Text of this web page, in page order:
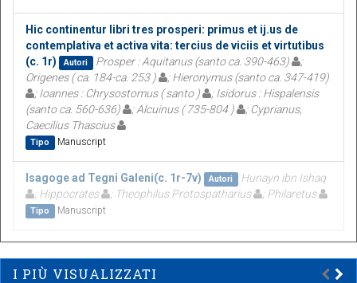
Hic continentur libri tres prosperi: primus et ij.us de
contemplativa et activa vita: tercius de viciis et virtutibus
(c. 1r)
Autori Prosper : Aquitanus (santo ca. 390-463)
;
Origenes ( ca. 184-ca. 253 )
; Hieronymus (santo ca. 347-419)
; Ioannes : Chrysostomus ( santo )
; Isidorus : Hispalensis
(santo ca. 560-636)
; Alcuinus ( 735-804 )
; Cyprianus,
Caecilius Thascius
Tipo Manuscript
Isagoge ad Tegni Galeni(c. 1r-7v) Autori
Hunayn ibn Ishaq
; Hippocrates
; Theophilus Protospatharius ; Philaretus
Tipo Manuscript
I PIÙ VISUALIZZATI